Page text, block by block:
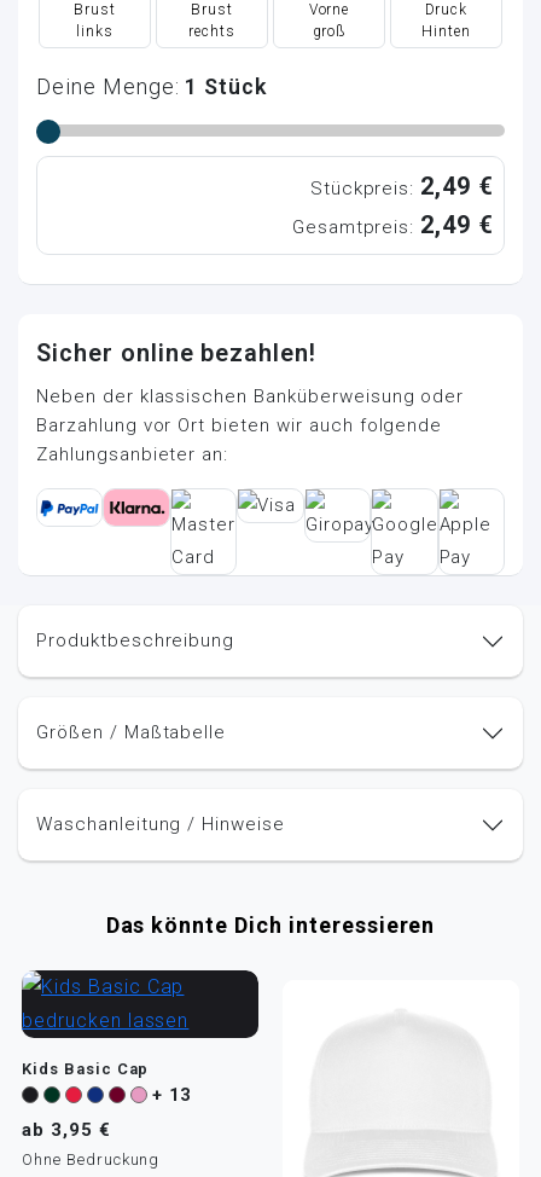
Brust
links
Brust
rechts
Vorne
groß
Druck
Hinten
Deine Menge: 1 Stück
Stückpreis: 2,49 €
Gesamtpreis: 2,49 €
Sicher online bezahlen!
Neben der klassischen Banküberweisung oder
Barzahlung vor Ort bieten wir auch folgende
Zahlungsanbieter an:
Produktbeschreibung
Größen / Maßtabelle
Waschanleitung / Hinweise
Das könnte Dich interessieren
Kids Basic Cap
+ 13
ab 3,95 €
Ohne Bedruckung